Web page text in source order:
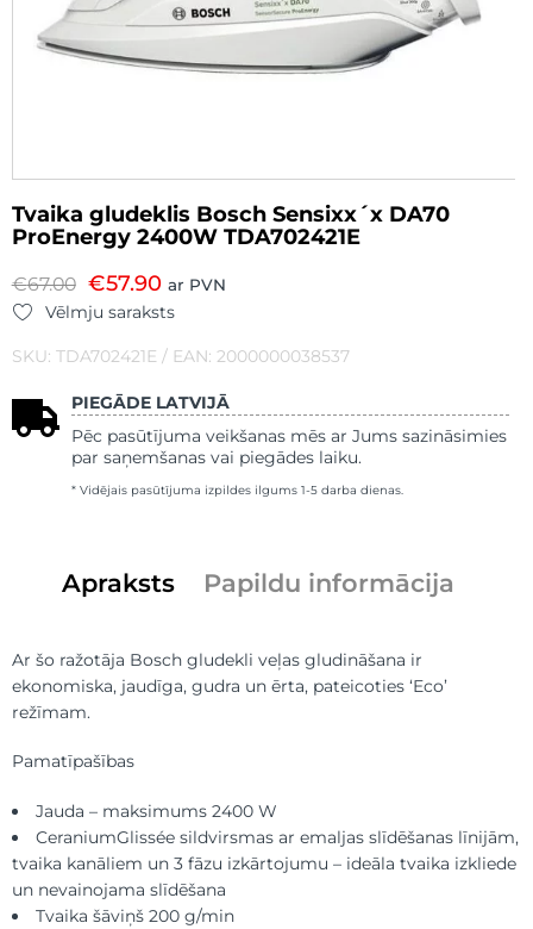
Tvaika gludeklis Bosch Sensixx´x DA70
ProEnergy 2400W TDA702421E
€67.00 €57.90 ar PVN
Vēlmju saraksts
SKU: TDA702421E / EAN: 2000000038537
PIEGĀDE LATVIJĀ
Pēc pasūtījuma veikšanas mēs ar Jums sazināsimies
par saņemšanas vai piegādes laiku.
* Vidējais pasūtījuma izpildes ilgums 1-5 darba dienas.
Apraksts Papildu informācija
Ar šo ražotāja Bosch gludekli veļas gludināšana ir
ekonomiska, jaudīga, gudra un ērta, pateicoties ‘Eco’
režīmam.
Pamatīpašības
Jauda – maksimums 2400 W
CeraniumGlissée sildvirsmas ar emaljas slīdēšanas līnijām,
tvaika kanāliem un 3 fāzu izkārtojumu – ideāla tvaika izkliede
un nevainojama slīdēšana
Tvaika šāviņš 200 g/min